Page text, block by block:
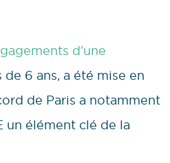
d’une
de 6 ans, a été mise en
de Paris a notamment
un élément clé de la